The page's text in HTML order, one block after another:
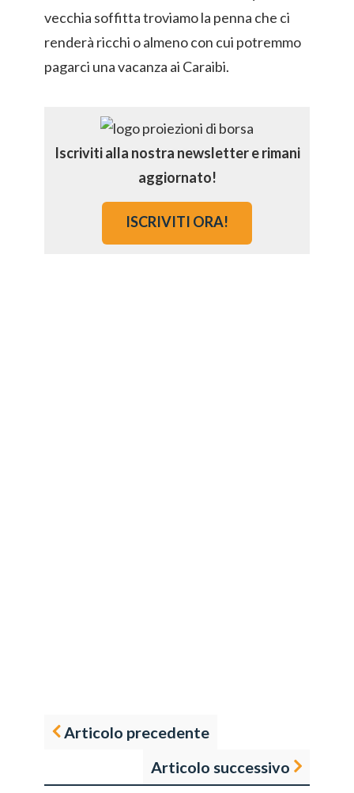
vecchia soffitta troviamo la penna che ci
renderà ricchi o almeno con cui potremmo
pagarci una vacanza ai Caraibi.
Iscriviti alla nostra newsletter e rimani
aggiornato!
ISCRIVITI ORA!
Articolo precedente
Articolo successivo